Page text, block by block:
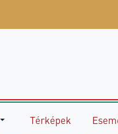
Térképek